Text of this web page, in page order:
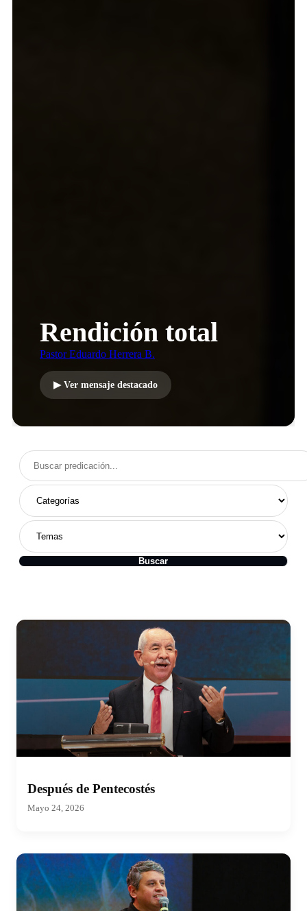
Rendición total
Pastor Eduardo Herrera B.
▶ Ver mensaje destacado
Buscar
Después de Pentecostés
Mayo 24, 2026